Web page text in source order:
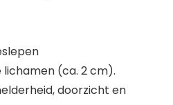
(ca. 2 cm).
doorzicht en